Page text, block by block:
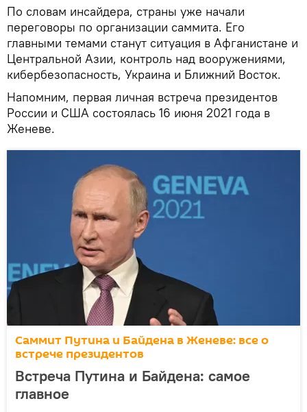
По словам инсайдера, страны уже начали
переговоры по организации саммита. Его
главными темами станут ситуация в Афганистане и
Центральной Азии, контроль над вооружениями,
кибербезопасность, Украина и Ближний Восток.
Напомним, первая личная встреча президентов
России и США состоялась 16 июня 2021 года в
Женеве.
Саммит Путина и Байдена в Женеве: все о
встрече президентов
Встреча Путина и Байдена: самое
главное